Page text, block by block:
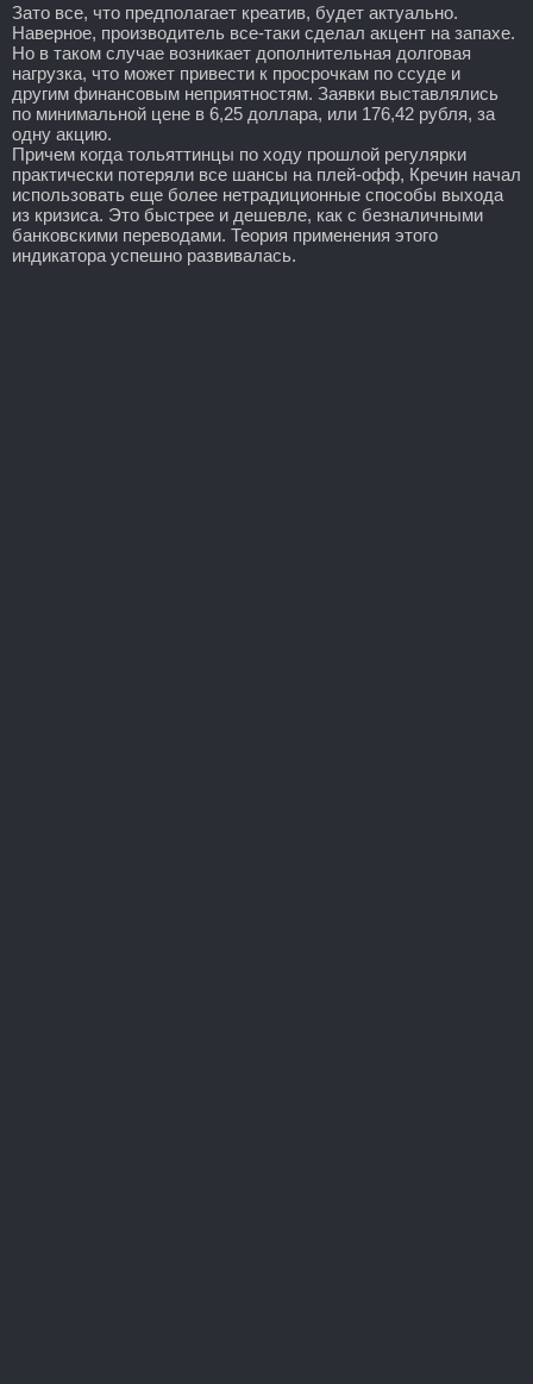
Зато все, что предполагает креатив, будет актуально.
Наверное, производитель все-таки сделал акцент на запахе.
Но в таком случае возникает дополнительная долговая
нагрузка, что может привести к просрочкам по ссуде и
другим финансовым неприятностям. Заявки выставлялись
по минимальной цене в 6,25 доллара, или 176,42 рубля, за
одну акцию.
Причем когда тольяттинцы по ходу прошлой регулярки
практически потеряли все шансы на плей-офф, Кречин начал
использовать еще более нетрадиционные способы выхода
из кризиса. Это быстрее и дешевле, как с безналичными
банковскими переводами. Теория применения этого
индикатора успешно развивалась.